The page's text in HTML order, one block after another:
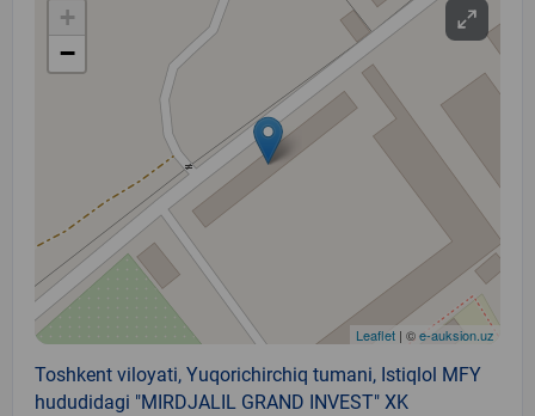
+
−
Leaflet | ©e-auksion.uz
Toshkent viloyati, Yuqorichirchiq tumani, Istiqlol MFY
hududidagi "MIRDJALIL GRAND INVEST" XK